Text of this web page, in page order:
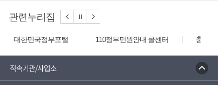
관련누리집
대한민국정부포털 110정부민원안내 콜센터 충청북
직속기관/사업소